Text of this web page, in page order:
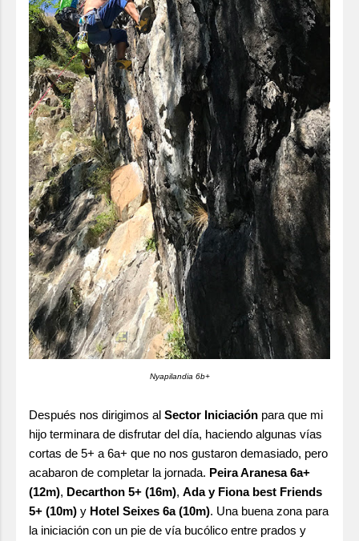
Nyapilandia 6b+
Después nos dirigimos al Sector Iniciación para que mi
hijo terminara de disfrutar del día, haciendo algunas vías
cortas de 5+ a 6a+ que no nos gustaron demasiado, pero
acabaron de completar la jornada. Peira Aranesa 6a+
(12m), Decarthon 5+ (16m), Ada y Fiona best Friends
5+ (10m) y Hotel Seixes 6a (10m). Una buena zona para
la iniciación con un pie de vía bucólico entre prados y